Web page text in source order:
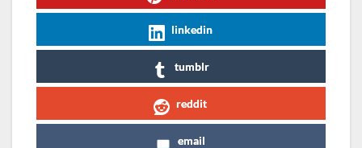
linkedin
tumblr
reddit
email